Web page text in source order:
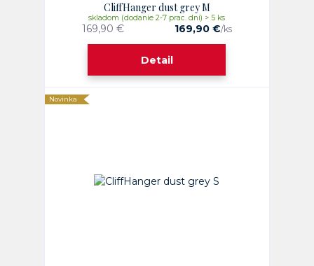
CliffHanger dust grey M
169,90 € 169,90 €/ks
skladom (dodanie 2-7 prac. dni) > 5 ks
Detail
Novinka